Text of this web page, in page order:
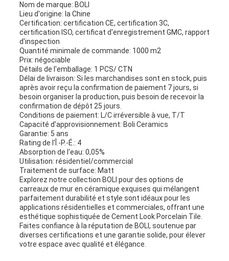
Nom de marque: BOLI
Lieu d'origine: la Chine
Certification: certification CE, certification 3C,
certification ISO, certificat d'enregistrement GMC, rapport
d'inspection
Quantité minimale de commande: 1000 m2
Prix: négociable
Détails de l'emballage: 1 PCS/ CTN
Délai de livraison: Si les marchandises sont en stock, puis
après avoir reçu la confirmation de paiement 7 jours, si
besoin organiser la production, puis besoin de recevoir la
confirmation de dépôt 25 jours.
Conditions de paiement: L/C irréversible à vue, T/T
Capacité d'approvisionnement: Boli Ceramics
Garantie: 5 ans
Rating de l'Î.-P.-É.: 4
Absorption de l'eau: 0,05%
Utilisation: résidentiel/commercial
Traitement de surface: Matt
Explorez notre collection BOLI pour des options de
carreaux de mur en céramique exquises qui mélangent
parfaitement durabilité et style.sont idéaux pour les
applications résidentielles et commerciales, offrant une
esthétique sophistiquée de Cement Look Porcelain Tile.
Faites confiance à la réputation de BOLI, soutenue par
diverses certifications et une garantie solide, pour élever
votre espace avec qualité et élégance.